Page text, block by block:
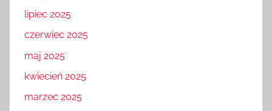
lipiec 2025
czerwiec 2025
maj 2025
kwiecień 2025
marzec 2025